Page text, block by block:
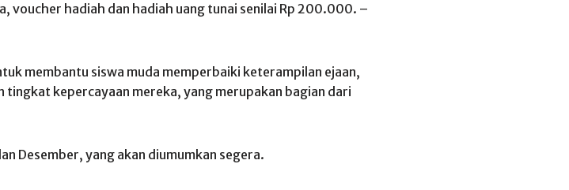
voucher hadiah dan hadiah uang tunai senilai Rp 200.000. –
membantu siswa muda memperbaiki keterampilan ejaan,
kepercayaan mereka, yang merupakan bagian dari
Desember, yang akan diumumkan segera.